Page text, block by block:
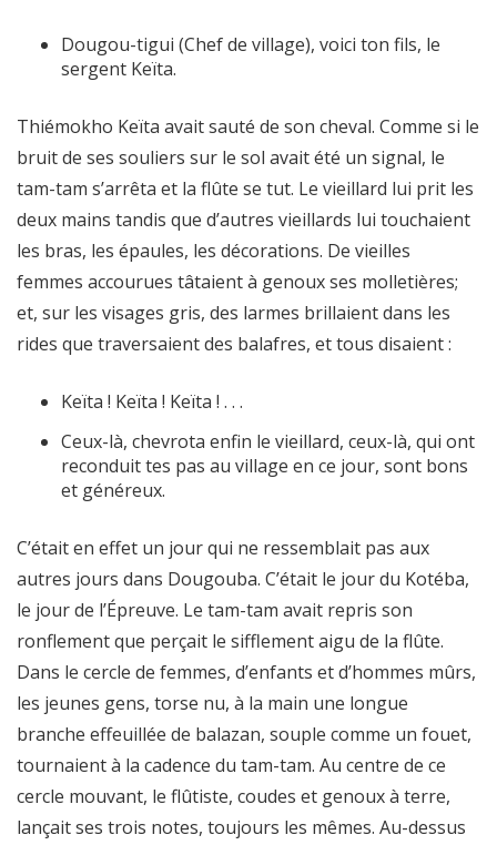
Dougou-tigui (Chef de village), voici ton fils, le
sergent Keïta.
Thiémokho Keïta avait sauté de son cheval. Comme si le
bruit de ses souliers sur le sol avait été un signal, le
tam-tam s’arrêta et la flûte se tut. Le vieillard lui prit les
deux mains tandis que d’autres vieillards lui touchaient
les bras, les épaules, les décorations. De vieilles
femmes accourues tâtaient à genoux ses molletières;
et, sur les visages gris, des larmes brillaient dans les
rides que traversaient des balafres, et tous disaient :
Keïta ! Keïta ! Keïta ! . . .
Ceux-là, chevrota enfin le vieillard, ceux-là, qui ont
reconduit tes pas au village en ce jour, sont bons
et généreux.
C’était en effet un jour qui ne ressemblait pas aux
autres jours dans Dougouba. C’était le jour du Kotéba,
le jour de l’Épreuve. Le tam-tam avait repris son
ronflement que perçait le sifflement aigu de la flûte.
Dans le cercle de femmes, d’enfants et d’hommes mûrs,
les jeunes gens, torse nu, à la main une longue
branche effeuillée de balazan, souple comme un fouet,
tournaient à la cadence du tam-tam. Au centre de ce
cercle mouvant, le flûtiste, coudes et genoux à terre,
lançait ses trois notes, toujours les mêmes. Au-dessus